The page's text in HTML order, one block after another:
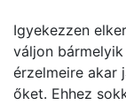
Igyekezzen
váljon
érzelmeire akar
őket. Ehhez